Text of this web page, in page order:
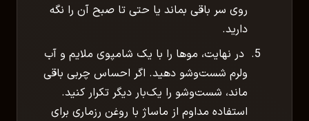
روی سر باقی بماند یا حتی تا صبح آن را نگه
دارید.
در نهایت، موها را با یک شامپوی ملایم و آب
ولرم شست‌وشو دهید. اگر احساس چربی باقی
ماند، شست‌وشو را یک‌بار دیگر تکرار کنید.
استفاده مداوم از ماساژ با روغن رزماری برای